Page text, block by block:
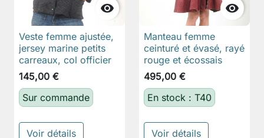

Veste femme ajustée,
jersey marine petits
carreaux, col officier
145,00 €
Sur commande
Voir détails

Manteau femme
ceinturé et évasé, rayé
rouge et écossais
495,00 €
En stock : T40
Voir détails